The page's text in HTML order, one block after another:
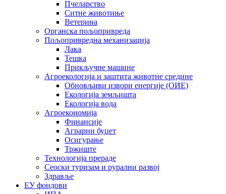
Пчеларство
Ситне животиње
Ветерина
Органска пољопривреда
Пољопривредна механизација
Лака
Тешка
Прикључне машине
Агроекологија и заштита животне средине
Обновљиви извори енергије (ОИЕ)
Екологија земљишта
Екологија вода
Агроекономија
Финансије
Аграрни буџет
Осигурање
Тржиште
Технологија прераде
Сеоски туризам и рурални развој
Здравље
ЕУ фондови